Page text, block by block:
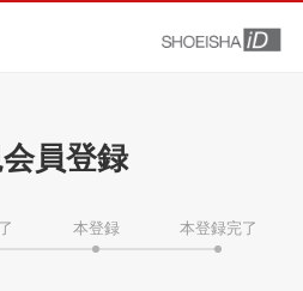
員登録
本登録 本登録完了